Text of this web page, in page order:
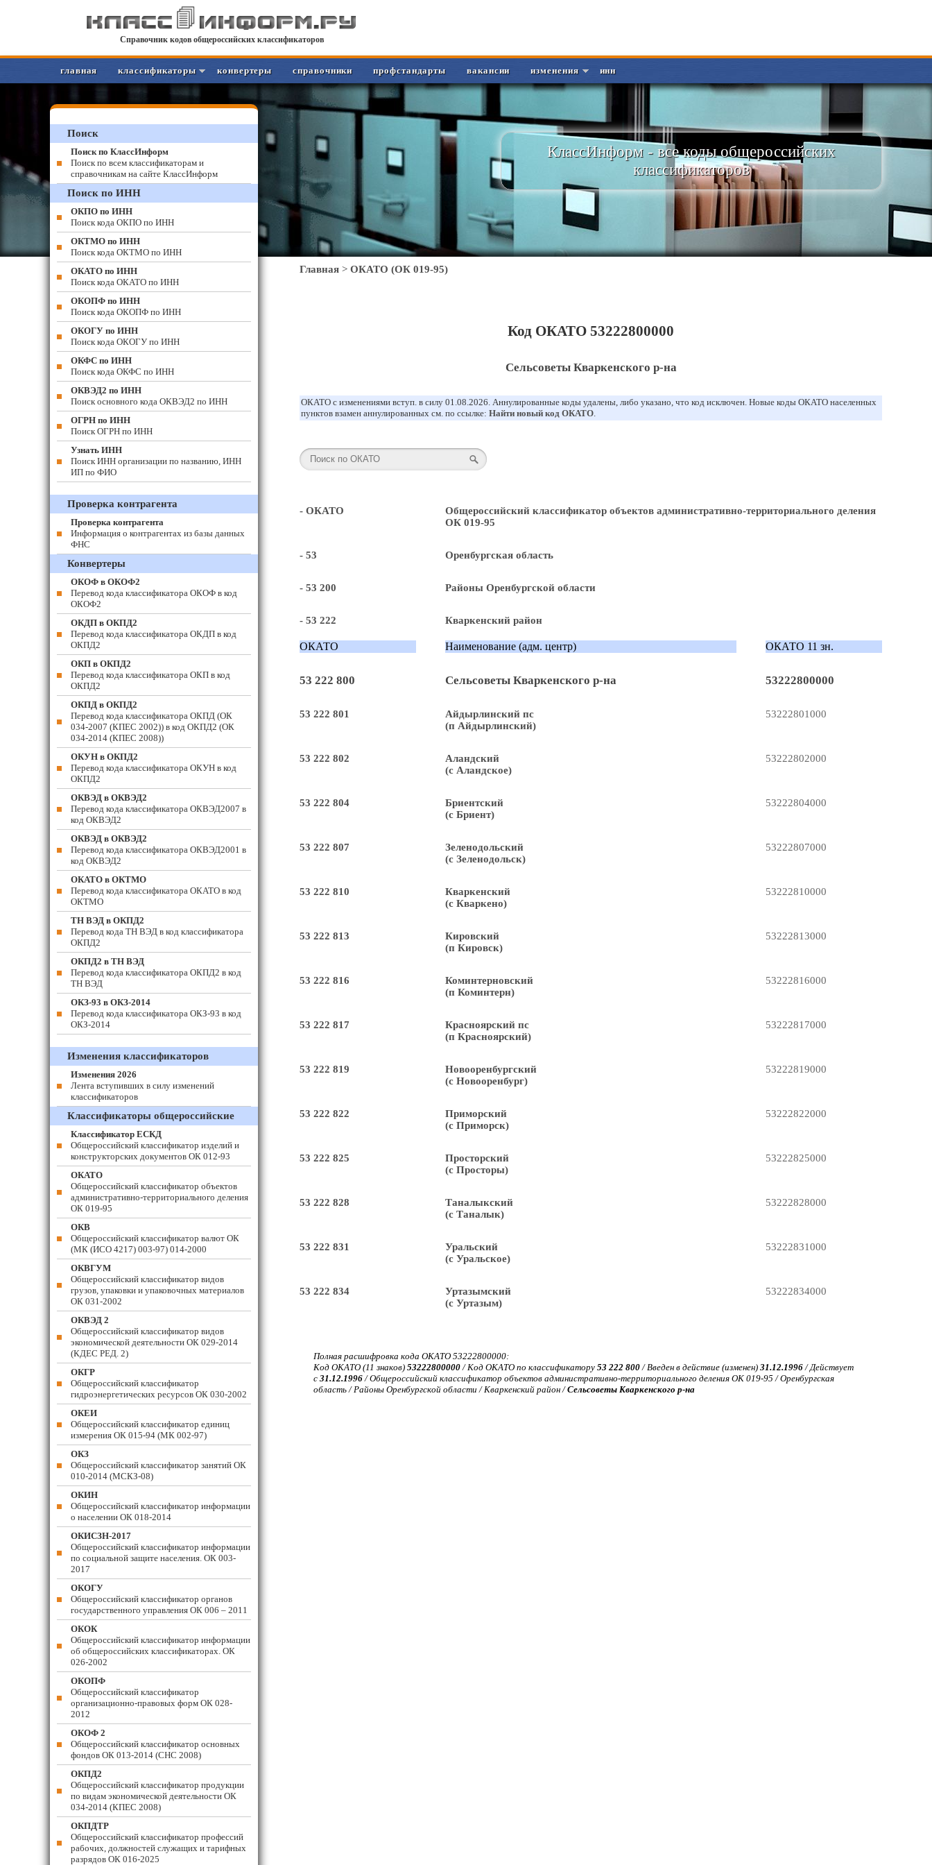
Справочник кодов общероссийских классификаторов
главная классификаторы конвертеры справочники профстандарты вакансии изменения инн
КлассИнформ - все коды общероссийских
классификаторов
Главная > ОКАТО (ОК 019-95)
Код ОКАТО 53222800000
Сельсоветы Кваркенского р-на
ОКАТО с изменениями вступ. в силу 01.08.2026. Аннулированные коды удалены, либо указано, что код исключен. Новые коды ОКАТО населенных
пунктов взамен аннулированных см. по ссылке: Найти новый код ОКАТО.
- ОКАТО
Общероссийский классификатор объектов административно-территориального деления
ОК 019-95
- 53 Оренбургская область
- 53 200 Районы Оренбургской области
- 53 222 Кваркенский район
ОКАТО Наименование (адм. центр) ОКАТО 11 зн.
53 222 800 Сельсоветы Кваркенского р-на 53222800000
53 222 801
Айдырлинский пс
(п Айдырлинский)
53222801000
53 222 802
Аландский
(с Аландское)
53222802000
53 222 804
Бриентский
(с Бриент)
53222804000
53 222 807
Зеленодольский
(с Зеленодольск)
53222807000
53 222 810
Кваркенский
(с Кваркено)
53222810000
53 222 813
Кировский
(п Кировск)
53222813000
53 222 816
Коминтерновский
(п Коминтерн)
53222816000
53 222 817
Красноярский пс
(п Красноярский)
53222817000
53 222 819
Новооренбургский
(с Новооренбург)
53222819000
53 222 822
Приморский
(с Приморск)
53222822000
53 222 825
Просторский
(с Просторы)
53222825000
53 222 828
Таналыкский
(с Таналык)
53222828000
53 222 831
Уральский
(с Уральское)
53222831000
53 222 834
Уртазымский
(с Уртазым)
53222834000
Полная расшифровка кода ОКАТО 53222800000:
Код ОКАТО (11 знаков) 53222800000/ Код ОКАТО по классификатору 53 222 800/ Введен в действие (изменен) 31.12.1996/ Действует
с 31.12.1996/ Общероссийский классификатор объектов административно-территориального деления ОК 019-95 / Оренбургская
область / Районы Оренбургской области / Кваркенский район /Сельсоветы Кваркенского р-на
Поиск
Поиск по КлассИнформ
Поиск по всем классификаторам и
справочникам на сайте КлассИнформ
Поиск по ИНН
ОКПО по ИНН
Поиск кода ОКПО по ИНН
ОКТМО по ИНН
Поиск кода ОКТМО по ИНН
ОКАТО по ИНН
Поиск кода ОКАТО по ИНН
ОКОПФ по ИНН
Поиск кода ОКОПФ по ИНН
ОКОГУ по ИНН
Поиск кода ОКОГУ по ИНН
ОКФС по ИНН
Поиск кода ОКФС по ИНН
ОКВЭД2 по ИНН
Поиск основного кода ОКВЭД2 по ИНН
ОГРН по ИНН
Поиск ОГРН по ИНН
Узнать ИНН
Поиск ИНН организации по названию, ИНН
ИП по ФИО
Проверка контрагента
Проверка контрагента
Информация о контрагентах из базы данных
ФНС
Конвертеры
ОКОФ в ОКОФ2
Перевод кода классификатора ОКОФ в код
ОКОФ2
ОКДП в ОКПД2
Перевод кода классификатора ОКДП в код
ОКПД2
ОКП в ОКПД2
Перевод кода классификатора ОКП в код
ОКПД2
ОКПД в ОКПД2
Перевод кода классификатора ОКПД (ОК
034-2007 (КПЕС 2002)) в код ОКПД2 (ОК
034-2014 (КПЕС 2008))
ОКУН в ОКПД2
Перевод кода классификатора ОКУН в код
ОКПД2
ОКВЭД в ОКВЭД2
Перевод кода классификатора ОКВЭД2007 в
код ОКВЭД2
ОКВЭД в ОКВЭД2
Перевод кода классификатора ОКВЭД2001 в
код ОКВЭД2
ОКАТО в ОКТМО
Перевод кода классификатора ОКАТО в код
ОКТМО
ТН ВЭД в ОКПД2
Перевод кода ТН ВЭД в код классификатора
ОКПД2
ОКПД2 в ТН ВЭД
Перевод кода классификатора ОКПД2 в код
ТН ВЭД
ОКЗ-93 в ОКЗ-2014
Перевод кода классификатора ОКЗ-93 в код
ОКЗ-2014
Изменения классификаторов
Изменения 2026
Лента вступивших в силу изменений
классификаторов
Классификаторы общероссийские
Классификатор ЕСКД
Общероссийский классификатор изделий и
конструкторских документов ОК 012-93
ОКАТО
Общероссийский классификатор объектов
административно-территориального деления
ОК 019-95
ОКВ
Общероссийский классификатор валют ОК
(МК (ИСО 4217) 003-97) 014-2000
ОКВГУМ
Общероссийский классификатор видов
грузов, упаковки и упаковочных материалов
ОК 031-2002
ОКВЭД 2
Общероссийский классификатор видов
экономической деятельности ОК 029-2014
(КДЕС РЕД. 2)
ОКГР
Общероссийский классификатор
гидроэнергетических ресурсов ОК 030-2002
ОКЕИ
Общероссийский классификатор единиц
измерения ОК 015-94 (МК 002-97)
ОКЗ
Общероссийский классификатор занятий ОК
010-2014 (МСКЗ-08)
ОКИН
Общероссийский классификатор информации
о населении ОК 018-2014
ОКИСЗН-2017
Общероссийский классификатор информации
по социальной защите населения. ОК 003-
2017
ОКОГУ
Общероссийский классификатор органов
государственного управления ОК 006 – 2011
ОКОК
Общероссийский классификатор информации
об общероссийских классификаторах. ОК
026-2002
ОКОПФ
Общероссийский классификатор
организационно-правовых форм ОК 028-
2012
ОКОФ 2
Общероссийский классификатор основных
фондов ОК 013-2014 (СНС 2008)
ОКПД2
Общероссийский классификатор продукции
по видам экономической деятельности ОК
034-2014 (КПЕС 2008)
ОКПДТР
Общероссийский классификатор профессий
рабочих, должностей служащих и тарифных
разрядов ОК 016-2025